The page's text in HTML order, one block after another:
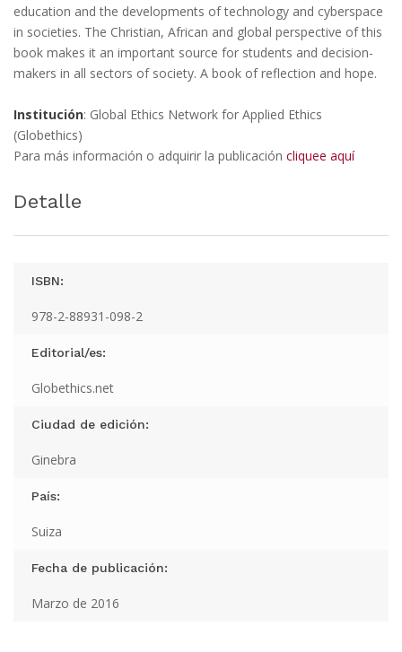
education and the developments of technology and cyberspace
in societies. The Christian, African and global perspective of this
book makes it an important source for students and decision-
makers in all sectors of society. A book of reflection and hope.
Institución: Global Ethics Network for Applied Ethics
(Globethics)
Para más información o adquirir la publicación cliquee aquí
Detalle
ISBN:
978-2-88931-098-2
Editorial/es:
Globethics.net
Ciudad de edición:
Ginebra
País:
Suiza
Fecha de publicación:
Marzo de 2016